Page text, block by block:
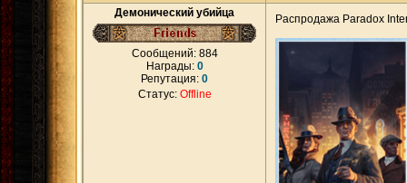
Демонический убийца
Сообщений: 884
Награды: 0
Репутация: 0
Статус: Offline
Распродажа Paradox